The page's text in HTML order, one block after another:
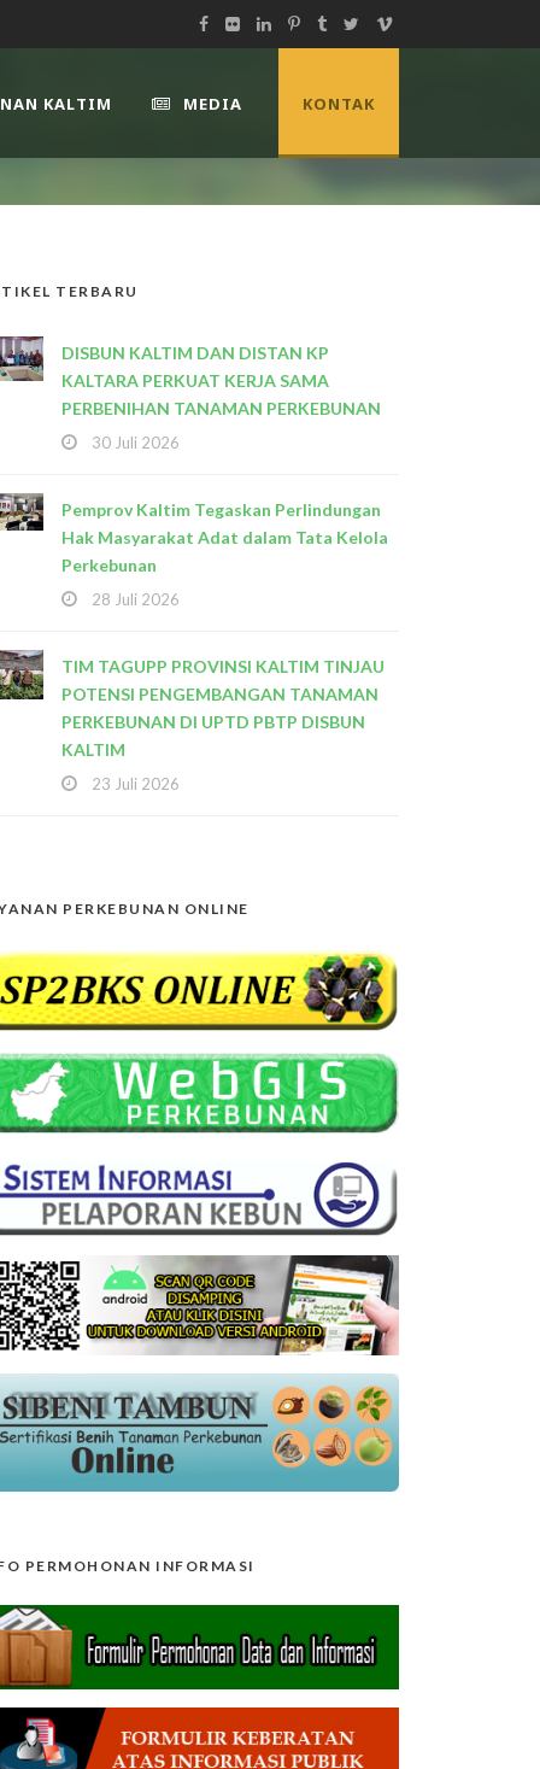
KALTIM MEDIA KONTAK
TERBARU
DISBUN KALTIM DAN DISTAN KP
KALTARA PERKUAT KERJA SAMA
PERBENIHAN TANAMAN PERKEBUNAN
30 Juli 2026
Pemprov Kaltim Tegaskan Perlindungan
Hak Masyarakat Adat dalam Tata Kelola
Perkebunan
28 Juli 2026
TIM TAGUPP PROVINSI KALTIM TINJAU
POTENSI PENGEMBANGAN TANAMAN
PERKEBUNAN DI UPTD PBTP DISBUN
KALTIM
23 Juli 2026
PERKEBUNAN ONLINE
PERMOHONAN INFORMASI